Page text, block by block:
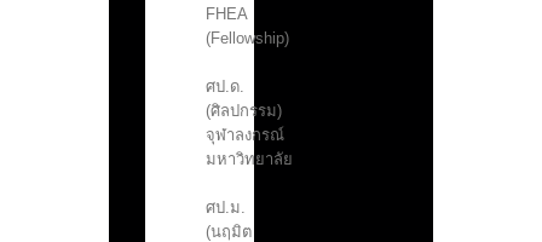
FHEA
(Fellowship)
ศป.ด.
(ศิลปกรรม)
จุฬาลงกรณ์
มหาวิทยาลัย
ศป.ม.
(นฤมิต